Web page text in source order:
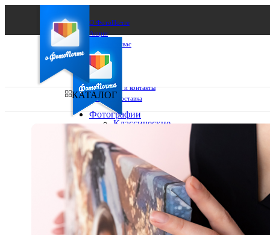
О ФотоПочте
Акции
Сделаем за вас
Бизнесу
FAQ
Франшиза
Поддержка и контакты
Оплата и доставка
Ваш город:
Ваш регион доставки
Выберите из списка:
КАТАЛОГ
Фотографии
Классические
10х15
13х18
15х15
15х20
20х20
20х30
30х30
30х40